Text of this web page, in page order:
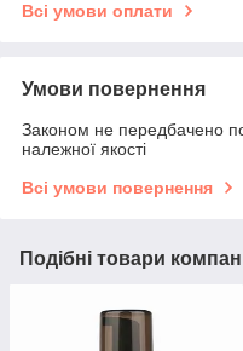
Всі умови оплати
Умови повернення
Законом не передбачено
належної якості
Всі умови повернення
Подібні товари